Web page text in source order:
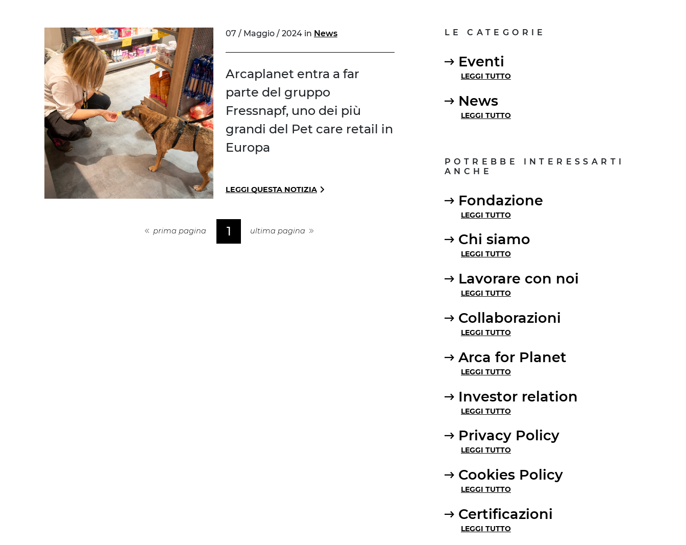
07 / Maggio / 2024 in News
Arcaplanet entra a far
parte del gruppo
Fressnapf, uno dei più
grandi del Pet care retail in
Europa
LEGGI QUESTA NOTIZIA
prima pagina 1 ultima pagina
LE CATEGORIE
Eventi
LEGGI TUTTO
News
LEGGI TUTTO
POTREBBE INTERESSARTI
ANCHE
Fondazione
LEGGI TUTTO
Chi siamo
LEGGI TUTTO
Lavorare con noi
LEGGI TUTTO
Collaborazioni
LEGGI TUTTO
Arca for Planet
LEGGI TUTTO
Investor relation
LEGGI TUTTO
Privacy Policy
LEGGI TUTTO
Cookies Policy
LEGGI TUTTO
Certificazioni
LEGGI TUTTO